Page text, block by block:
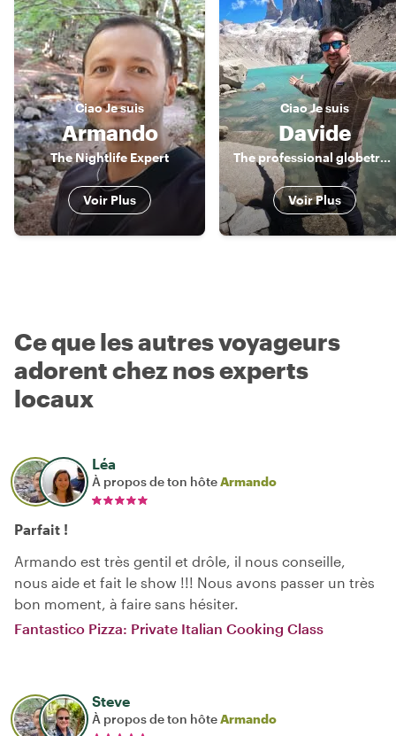
CiaoJe suis
Armando
The Nightlife Expert
Voir Plus
CiaoJe suis
Davide
The professional globetrotter
Voir Plus
Ce que les autres voyageurs
adorent chez nos experts
locaux
Léa
À propos de ton hôteArmando
Parfait !
Armando est très gentil et drôle, il nous conseille,
nous aide et fait le show !!! Nous avons passer un très
bon moment, à faire sans hésiter.
Fantastico Pizza: Private Italian Cooking Class
Steve
À propos de ton hôteArmando